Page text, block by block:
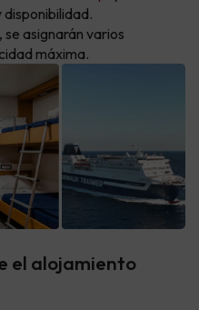
se asignarán varios
máxima.
el alojamiento